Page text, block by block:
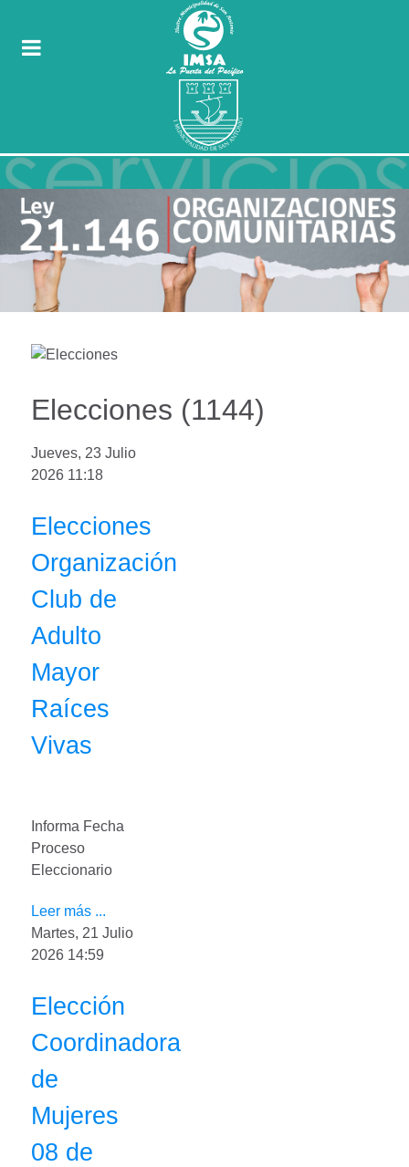
Elecciones (1144)
Jueves, 23 Julio
2026 11:18
Elecciones
Organización
Club de
Adulto
Mayor
Raíces
Vivas
Informa Fecha
Proceso
Eleccionario
Leer más ...
Martes, 21 Julio
2026 14:59
Elección
Coordinadora
de
Mujeres
08 de